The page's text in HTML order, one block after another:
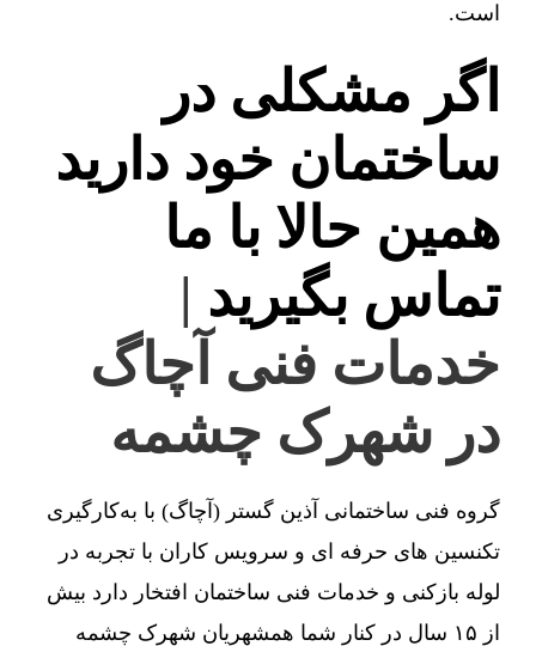
است.
اگر مشکلی در
ساختمان خود دارید
همین حالا با ما
تماس بگیرید |
خدمات فنی آچاگ
در شهرک چشمه
گروه فنی ساختمانی آذین گستر (آچاگ) با به‌کارگیری
تکنسین های حرفه ای و سرویس کاران با تجربه در
لوله بازکنی و خدمات فنی ساختمان افتخار دارد بیش
از ۱۵ سال در کنار شما همشهریان شهرک چشمه